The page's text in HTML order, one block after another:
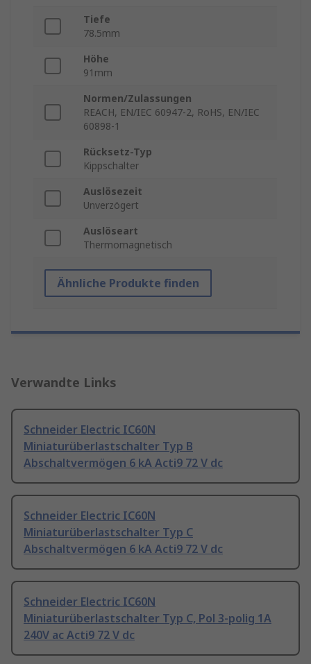
Tiefe
78.5mm
Höhe
91mm
Normen/Zulassungen
REACH, EN/IEC 60947-2, RoHS, EN/IEC
60898-1
Rücksetz-Typ
Kippschalter
Auslösezeit
Unverzögert
Auslöseart
Thermomagnetisch
Ähnliche Produkte finden
Verwandte Links
Schneider Electric IC60N
Miniaturüberlastschalter Typ B
Abschaltvermögen 6 kA Acti9 72 V dc
Schneider Electric IC60N
Miniaturüberlastschalter Typ C
Abschaltvermögen 6 kA Acti9 72 V dc
Schneider Electric IC60N
Miniaturüberlastschalter Typ C, Pol 3-polig 1A
240V ac Acti9 72 V dc